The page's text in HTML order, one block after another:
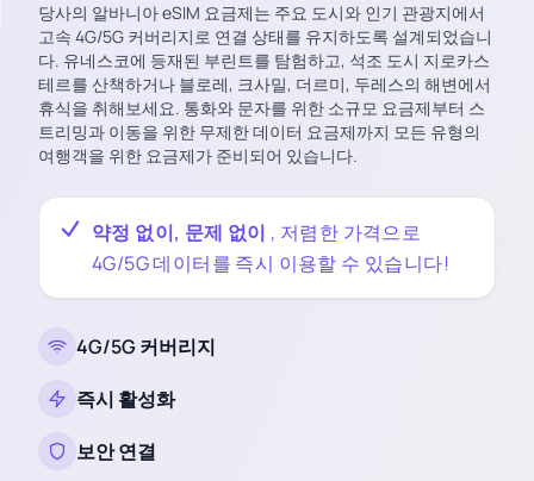
당사의 알바니아 eSIM 요금제는 주요 도시와 인기 관광지에서
고속 4G/5G 커버리지로 연결 상태를 유지하도록 설계되었습니
다. 유네스코에 등재된 부린트를 탐험하고, 석조 도시 지로카스
테르를 산책하거나 블로레, 크사밀, 더르미, 두레스의 해변에서
휴식을 취해보세요. 통화와 문자를 위한 소규모 요금제부터 스
트리밍과 이동을 위한 무제한 데이터 요금제까지 모든 유형의
여행객을 위한 요금제가 준비되어 있습니다.
약정 없이, 문제 없이 , 저렴한 가격으로
4G/5G 데이터를 즉시 이용할 수 있습니다!
4G/5G 커버리지
즉시 활성화
보안 연결